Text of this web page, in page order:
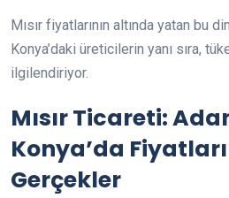
Mısır fiyatlarının altında yatan bu
Konya’daki üreticilerin yanı sıra,
ilgilendiriyor.
Mısır Ticareti:
Konya’da
Gerçekler